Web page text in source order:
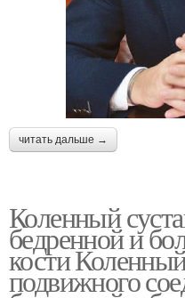
читать дальше →
Коленный
бедренной и
кости
подвижного